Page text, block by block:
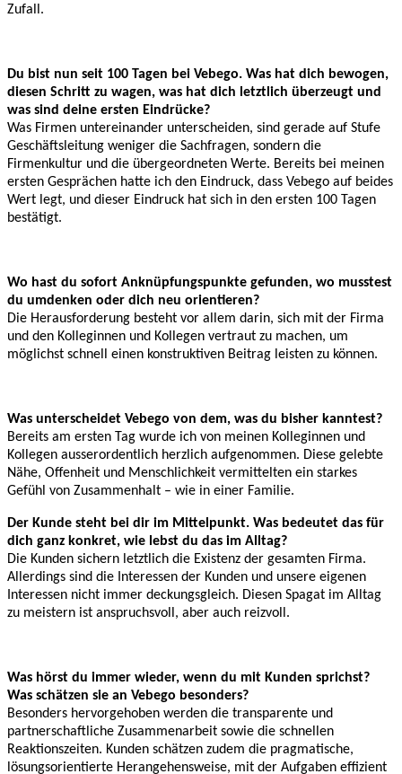
Zufall.
Du bist nun seit 100 Tagen bei Vebego. Was hat dich bewogen,
diesen Schritt zu wagen, was hat dich letztlich überzeugt und
was sind deine ersten Eindrücke?
Was Firmen untereinander unterscheiden, sind gerade auf Stufe
Geschäftsleitung weniger die Sachfragen, sondern die
Firmenkultur und die übergeordneten Werte. Bereits bei meinen
ersten Gesprächen hatte ich den Eindruck, dass Vebego auf beides
Wert legt, und dieser Eindruck hat sich in den ersten 100 Tagen
bestätigt.
Wo hast du sofort Anknüpfungspunkte gefunden, wo musstest
du umdenken oder dich neu orientieren?
Die Herausforderung besteht vor allem darin, sich mit der Firma
und den Kolleginnen und Kollegen vertraut zu machen, um
möglichst schnell einen konstruktiven Beitrag leisten zu können.
Was unterscheidet Vebego von dem, was du bisher kanntest?
Bereits am ersten Tag wurde ich von meinen Kolleginnen und
Kollegen ausserordentlich herzlich aufgenommen. Diese gelebte
Nähe, Offenheit und Menschlichkeit vermittelten ein starkes
Gefühl von Zusammenhalt – wie in einer Familie.
Der Kunde steht bei dir im Mittelpunkt. Was bedeutet das für
dich ganz konkret, wie lebst du das im Alltag?
Die Kunden sichern letztlich die Existenz der gesamten Firma.
Allerdings sind die Interessen der Kunden und unsere eigenen
Interessen nicht immer deckungsgleich. Diesen Spagat im Alltag
zu meistern ist anspruchsvoll, aber auch reizvoll.
Was hörst du immer wieder, wenn du mit Kunden sprichst?
Was schätzen sie an Vebego besonders?
Besonders hervorgehoben werden die transparente und
partnerschaftliche Zusammenarbeit sowie die schnellen
Reaktionszeiten. Kunden schätzen zudem die pragmatische,
lösungsorientierte Herangehensweise, mit der Aufgaben effizient